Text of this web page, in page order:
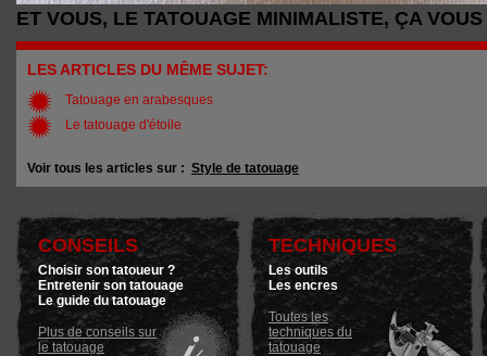
ET VOUS, LE TATOUAGE MINIMALISTE, ÇA
LES ARTICLES DU MÊME SUJET:
Tatouage en arabesques
Le tatouage d'étoile
Voir tous les articles sur : Style de tatouage
CONSEILS
Choisir son tatoueur ?
Entretenir son tatouage
Le guide du tatouage
Plus de conseils sur
le tatouage
TECHNIQUES
Les outils
Les encres
Toutes les
techniques du
tatouage